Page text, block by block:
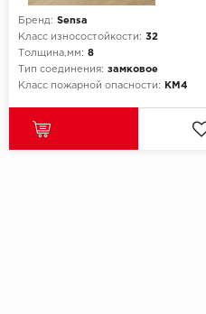
Бренд: Sensa
Класс износостойкости: 32
Толщина,мм: 8
Тип соединения: замковое
Класс пожарной опасности:
КМ4